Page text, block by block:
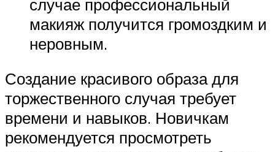
случае профессиональный
макияж получится громоздким и
неровным.
Создание красивого образа для
торжественного случая требует
времени и навыков. Новичкам
рекомендуется просмотреть